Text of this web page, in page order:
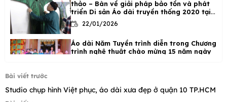
thảo – Bàn về giải pháp bảo tồn và phát
triển Di sản Áo dài truyền thống 2020 tại
Hà Nội22/01/2026
Áo dài Năm Tuyền trình diễn trong Chương
trình nghệ thuật chào mừng 15 năm ngày
BST Áo dài ”Chuyện Phố” của Nghệ nhân
Bài viết trước
Studio chụp hình Việt phục, áo dài xưa đẹp ở quận 10 TP.HCM